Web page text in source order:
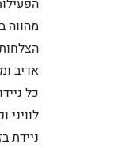
מהווה
אדיב
כל
ניידת